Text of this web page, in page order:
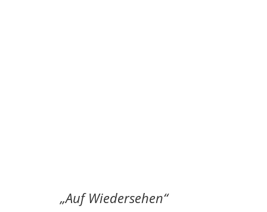
„Auf Wiedersehen“